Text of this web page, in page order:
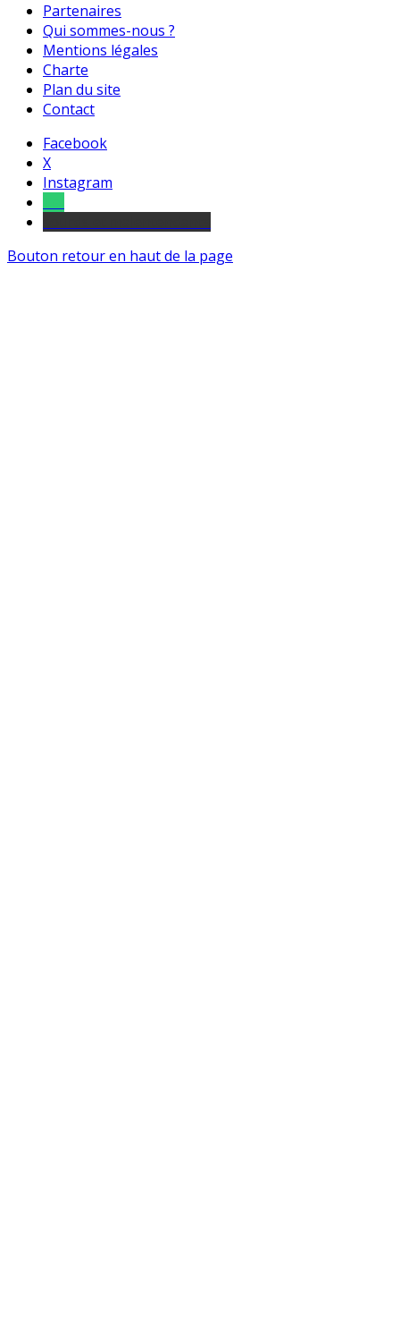
Partenaires
Qui sommes-nous ?
Mentions légales
Charte
Plan du site
Contact
Facebook
X
Instagram
Bouton retour en haut de la page